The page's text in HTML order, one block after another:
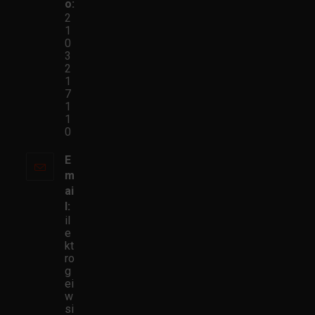
ο:
2
1
0
3
2
1
7
1
1
0
E
m
ai
l:
il
e
kt
ro
g
ei
w
si